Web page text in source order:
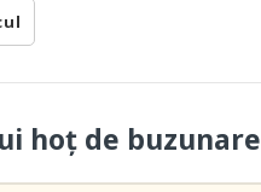
hoţ de buzunare